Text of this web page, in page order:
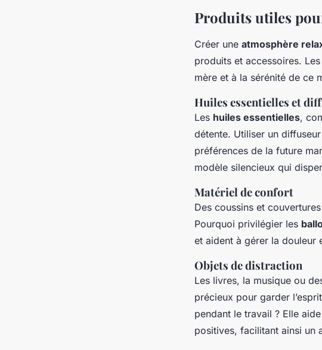
Produits utiles
Créer une atmosphère
produits et accessoires. Les
mère et à la sérénité de ce
Huiles essentielles et
Les huiles essentielles,
détente. Utiliser un
préférences de la future
modèle silencieux qui
Matériel de confort
Des coussins et
Pourquoi privilégier les
et aident à gérer la douleur
Objets de distraction
Les livres, la musique ou
précieux pour garder
pendant le travail ? Elle
positives, facilitant ainsi un